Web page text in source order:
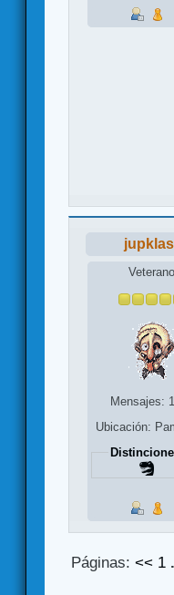
Veterano
Mensajes:
Ubicación:
Páginas:<< 1